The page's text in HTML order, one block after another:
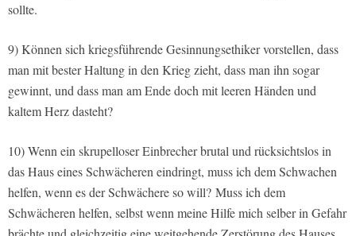
sollte.
9) Können sich kriegsführende Gesinnungsethiker vorstellen, dass
man mit bester Haltung in den Krieg zieht, dass man ihn sogar
gewinnt, und dass man am Ende doch mit leeren Händen und
kaltem Herz dasteht?
10) Wenn ein skrupelloser Einbrecher brutal und rücksichtslos in
das Haus eines Schwächeren eindringt, muss ich dem Schwachen
helfen, wenn es der Schwächere so will? Muss ich dem
Schwächeren helfen, selbst wenn meine Hilfe mich selber in Gefahr